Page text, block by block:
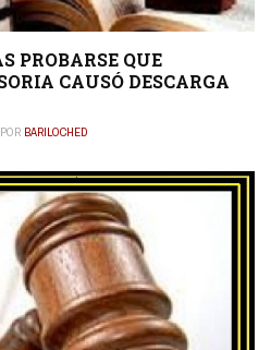
PROBARSE QUE
CAUSÓ DESCARGA
BARILOCHED